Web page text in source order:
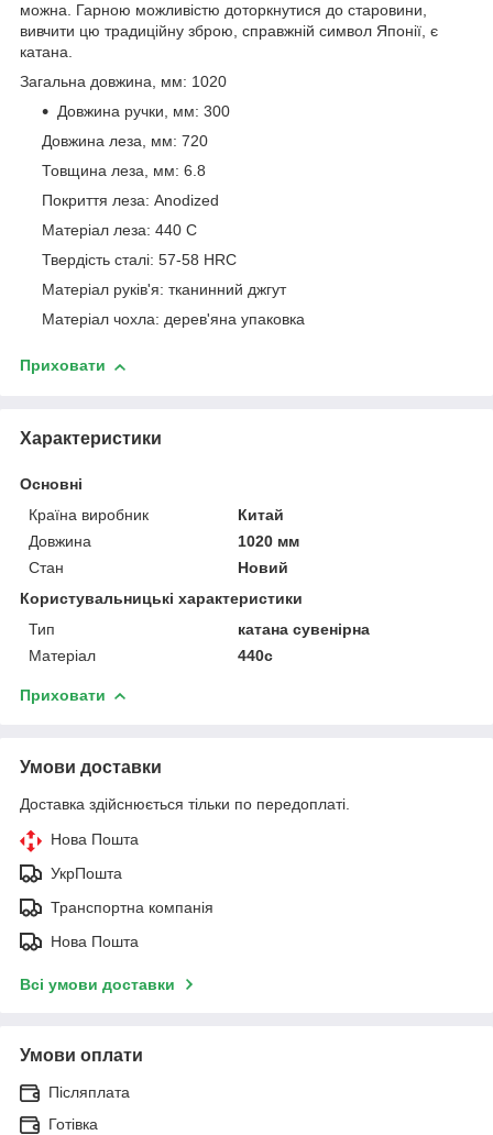
можна. Гарною можливістю доторкнутися до старовини,
вивчити цю традиційну зброю, справжній символ Японії, є
катана.
Загальна довжина, мм: 1020
Довжина ручки, мм: 300
Довжина леза, мм: 720
Товщина леза, мм: 6.8
Покриття леза: Anodized
Матеріал леза: 440 C
Твердість сталі: 57-58 HRC
Матеріал руків'я: тканинний джгут
Матеріал чохла: дерев'яна упаковка
Приховати
Характеристики
Основні
Країна виробник
Китай
Довжина
1020 мм
Стан
Новий
Користувальницькі характеристики
Тип
катана сувенірна
Матеріал
440с
Приховати
Умови доставки
Доставка здійснюється тільки по передоплаті.
Нова Пошта
УкрПошта
Транспортна компанія
Нова Пошта
Всі умови доставки
Умови оплати
Післяплата
Готівка